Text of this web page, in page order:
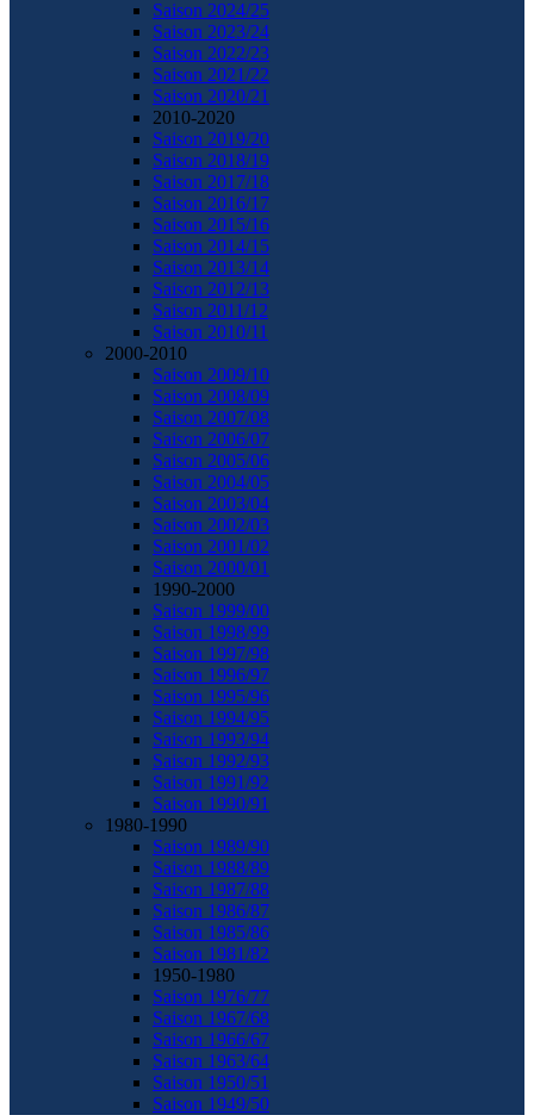
Saison 2024/25
Saison 2023/24
Saison 2022/23
Saison 2021/22
Saison 2020/21
2010-2020
Saison 2019/20
Saison 2018/19
Saison 2017/18
Saison 2016/17
Saison 2015/16
Saison 2014/15
Saison 2013/14
Saison 2012/13
Saison 2011/12
Saison 2010/11
2000-2010
Saison 2009/10
Saison 2008/09
Saison 2007/08
Saison 2006/07
Saison 2005/06
Saison 2004/05
Saison 2003/04
Saison 2002/03
Saison 2001/02
Saison 2000/01
1990-2000
Saison 1999/00
Saison 1998/99
Saison 1997/98
Saison 1996/97
Saison 1995/96
Saison 1994/95
Saison 1993/94
Saison 1992/93
Saison 1991/92
Saison 1990/91
1980-1990
Saison 1989/90
Saison 1988/89
Saison 1987/88
Saison 1986/87
Saison 1985/86
Saison 1981/82
1950-1980
Saison 1976/77
Saison 1967/68
Saison 1966/67
Saison 1963/64
Saison 1950/51
Saison 1949/50